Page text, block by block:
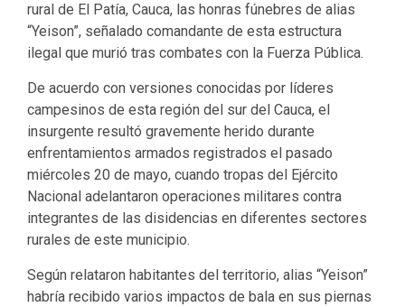
rural de El Patía, Cauca, las honras fúnebres de alias
“Yeison”, señalado comandante de esta estructura
ilegal que murió tras combates con la Fuerza Pública.
De acuerdo con versiones conocidas por líderes
campesinos de esta región del sur del Cauca, el
insurgente resultó gravemente herido durante
enfrentamientos armados registrados el pasado
miércoles 20 de mayo, cuando tropas del Ejército
Nacional adelantaron operaciones militares contra
integrantes de las disidencias en diferentes sectores
rurales de este municipio.
Según relataron habitantes del territorio, alias “Yeison”
habría recibido varios impactos de bala en sus piernas